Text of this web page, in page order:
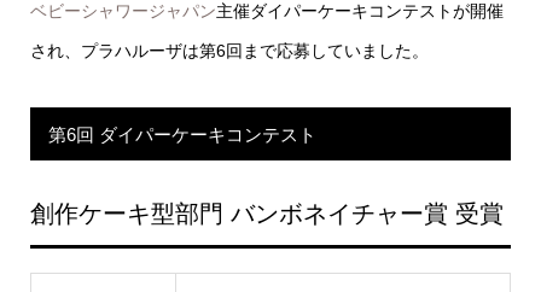
ベビーシャワージャパン主催ダイパーケーキコンテストが開催
され、プラハルーザは第6回まで応募していました。
第6回 ダイパーケーキコンテスト
創作ケーキ型部門 バンボネイチャー賞 受賞